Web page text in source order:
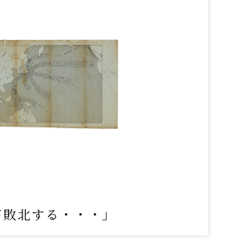
北する・・・」